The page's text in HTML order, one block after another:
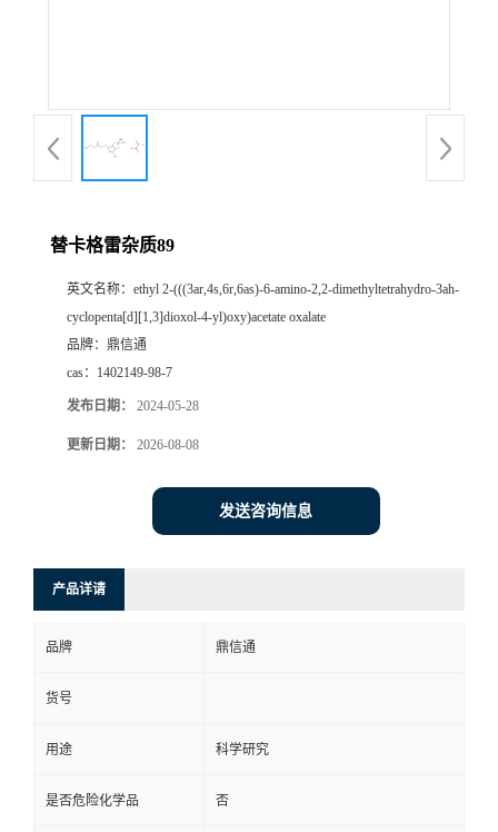
替卡格雷杂质89
英文名称： ethyl 2-(((3ar,4s,6r,6as)-6-amino-2,2-dimethyltetrahydro-3ah-
cyclopenta[d][1,3]dioxol-4-yl)oxy)acetate oxalate
品牌： 鼎信通
cas： 1402149-98-7
发布日期： 2024-05-28
更新日期： 2026-08-08
发送咨询信息
产品详请
品牌 鼎信通
货号
用途 科学研究
是否危险化学品 否